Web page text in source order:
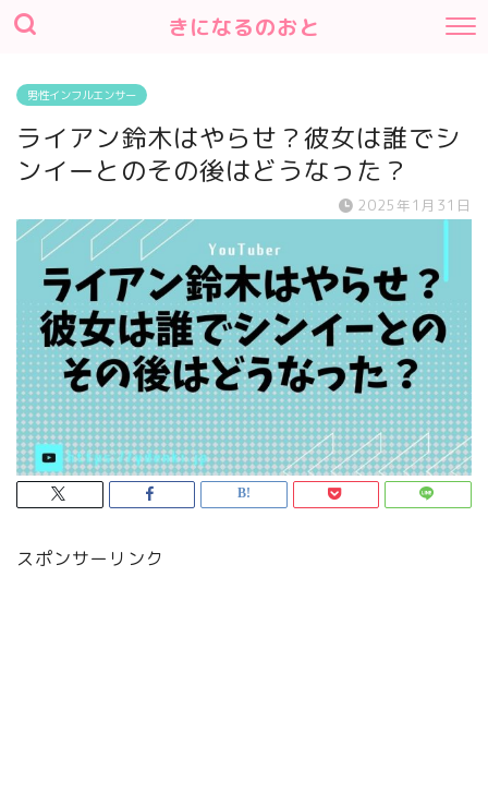
きになるのおと
男性インフルエンサー
ライアン鈴木はやらせ？彼女は誰でシ
ンイーとのその後はどうなった？
2025年1月31日
スポンサーリンク